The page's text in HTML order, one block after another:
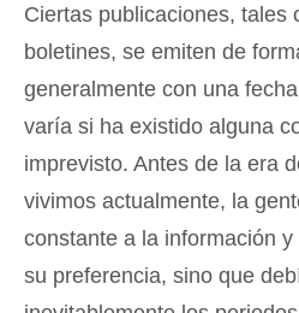
Ciertas publicaciones, tales
boletines, se emiten de
generalmente con una
varía si ha existido alguna
imprevisto. Antes de la era
vivimos actualmente, la
constante a la información
su preferencia, sino que